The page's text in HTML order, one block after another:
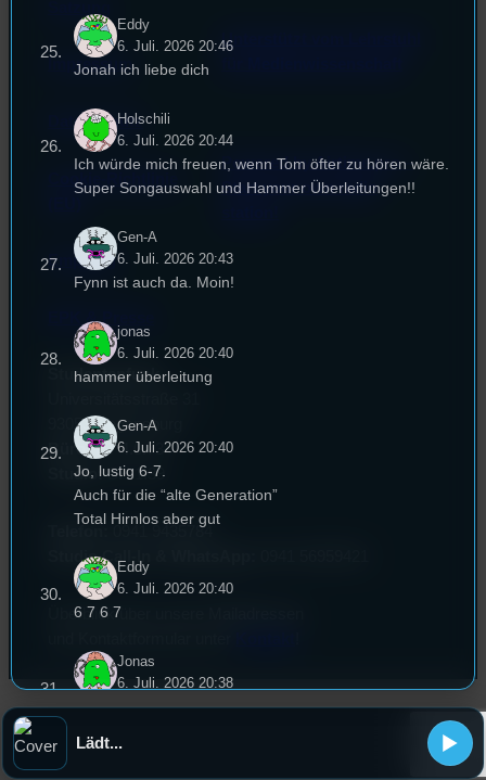
Impressum
Datenschutz
Cookie-Richtlinie
Empfang
EPK & Presse
Unterstützt vom Lehrstuhl
Powered by Airtime.pro –
Start your own radio
Studentenfunk
93053 Regensburg
Büro:PT 4.0.73
Studio:SH 1.39
0941 9435784
Studio Call-In & WhatsApp:
Überblick über unsere Mailadressen
Eddy
6. Juli. 2026 20:46
Jonah ich liebe dich
Holschili
6. Juli. 2026 20:44
Ich würde mich freuen, wenn Tom öfter zu hören wäre.
Super Songauswahl und Hammer Überleitungen!!
Gen-A
6. Juli. 2026 20:43
Fynn ist auch da. Moin!
jonas
6. Juli. 2026 20:40
hammer überleitung
Gen-A
6. Juli. 2026 20:40
Jo, lustig 6-7.
Auch für die “alte Generation”
Total Hirnlos aber gut
Eddy
6. Juli. 2026 20:40
6 7 6 7
Jonas
6. Juli. 2026 20:38
67 67
Lädt...